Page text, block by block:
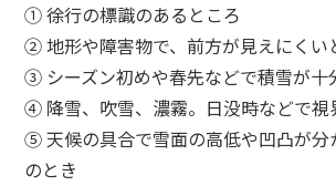
① 徐行の標識のあるところ
② 地形や障害物で、前方が見えにくい
③ シーズン初めや春先などで積雪が十
④ 降雪、吹雪、濃霧。日没時などで視
⑤ 天候の具合で雪面の高低や凹凸が分
のとき